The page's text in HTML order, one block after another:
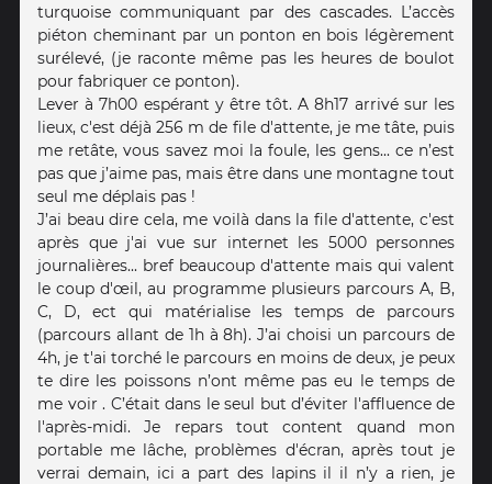
turquoise communiquant par des cascades. L’accès
piéton cheminant par un ponton en bois légèrement
surélevé, (je raconte même pas les heures de boulot
pour fabriquer ce ponton).
Lever à 7h00 espérant y être tôt. A 8h17 arrivé sur les
lieux, c'est déjà 256 m de file d'attente, je me tâte, puis
me retâte, vous savez moi la foule, les gens... ce n’est
pas que j’aime pas, mais être dans une montagne tout
seul me déplais pas !
J’ai beau dire cela, me voilà dans la file d'attente, c'est
après que j'ai vue sur internet les 5000 personnes
journalières... bref beaucoup d'attente mais qui valent
le coup d'œil, au programme plusieurs parcours A, B,
C, D, ect qui matérialise les temps de parcours
(parcours allant de 1h à 8h). J’ai choisi un parcours de
4h, je t'ai torché le parcours en moins de deux, je peux
te dire les poissons n’ont même pas eu le temps de
me voir . C’était dans le seul but d’éviter l'affluence de
l'après-midi. Je repars tout content quand mon
portable me lâche, problèmes d'écran, après tout je
verrai demain, ici a part des lapins il il n’y a rien, je